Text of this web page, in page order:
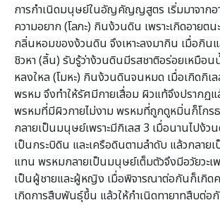
การกำเนิดมนุษย์ในอัญคัญญสูตร เริ่มมาจากอ
ความอยาก (โลภะ) กินง้วนดิน เพราะเกิดอายต
กลิ่นหอมของง้วนดิน จึงเหาะลงมากิน เมื่อกินแ
ชิวหา (ลิ้น) รับรู้ว่าง้วนดินมีรสชาติอร่อยเหมือ
หลงใหล (โมหะ) กินง้วนดินจนหมด เมื่อเกิดกิเ
พรหม จึงทำให้รัศมีกายเสื่อม ผิวแท้จึงปรากฏ
พรหมที่มีผิวกายไม่งาม พรหมที่ถูกดูหมิ่นก็โกร
กลายเป็นมนุษย์เพราะมีกิเลส 3 เมื่อนานไปง้ว
เป็นกระบิดิน และเครือดินตามลำดับ แล้วกลาย
แทน พรหมกลายเป็นมนุษย์เต็มตัวจึงมีอวัยวะเ
เป็นผู้ชายและผู้หญิง เมื่อพิจารณาต่อกันก็เกิดค
เกิดการสืบพันธุ์ขึ้น แล้วให้กำเนิดทายาทสืบต่อ